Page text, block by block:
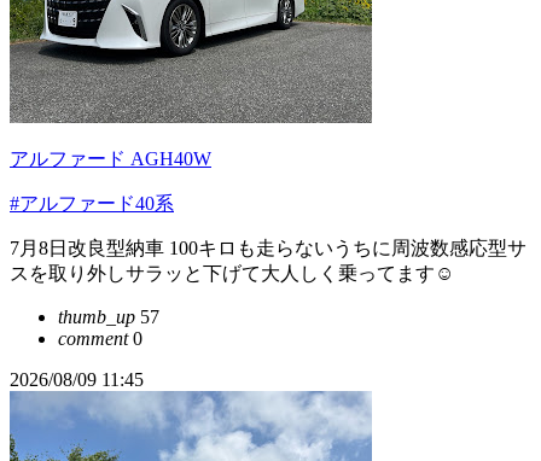
アルファード AGH40W
#アルファード40系
7月8日改良型納車 100キロも走らないうちに周波数感応型サ
スを取り外しサラッと下げて大人しく乗ってます☺️
thumb_up 57
comment0
2026/08/09 11:45